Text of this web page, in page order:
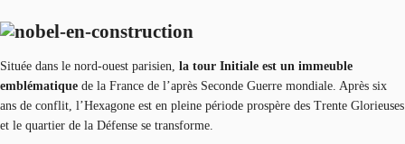
Située dans le nord-ouest parisien, la tour Initiale est un immeuble
emblématique de la France de l’après Seconde Guerre mondiale. Après six
ans de conflit, l’Hexagone est en pleine période prospère des Trente Glorieuses
et le quartier de la Défense se transforme.